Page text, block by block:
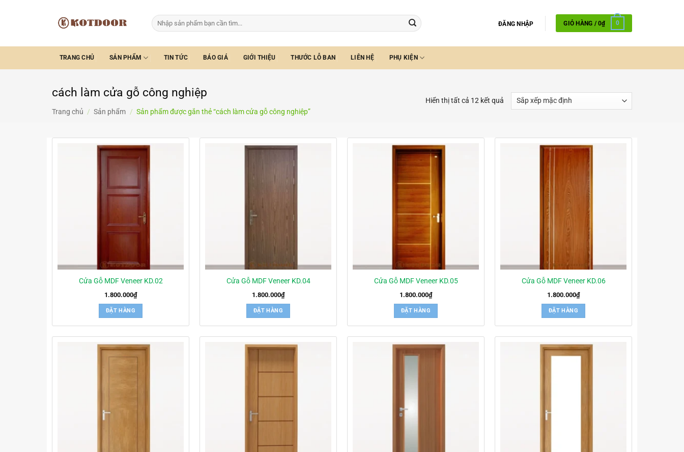
Tìm
kiếm:
ĐĂNG NHẬP GIỎ HÀNG /0₫ 0
TRANG CHỦ SẢN PHẨM TIN TỨC BÁO GIÁ GIỚI THIỆU THƯỚC LỖ BAN LIÊN HỆ PHỤ KIỆN
cách làm cửa gỗ công nghiệp
Trang chủ / Sản phẩm / Sản phẩm được gắn thẻ “cách làm cửa gỗ công nghiệp”
Hiển thị tất cả 12 kết quả
Cửa Gỗ MDF Veneer KD.02
1.800.000₫
ĐẶT HÀNG
Cửa Gỗ MDF Veneer KD.04
1.800.000₫
ĐẶT HÀNG
Cửa Gỗ MDF Veneer KD.05
1.800.000₫
ĐẶT HÀNG
Cửa Gỗ MDF Veneer KD.06
1.800.000₫
ĐẶT HÀNG